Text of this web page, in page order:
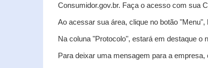
Consumidor.gov.br. Faça o acesso com sua
Ao acessar sua área, clique no botão
Na coluna "Protocolo", estará em destaque o
Para deixar uma mensagem para a